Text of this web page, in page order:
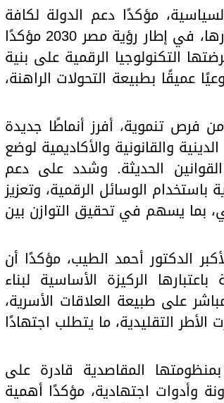
مؤكدًا دعم الدولة لكافة
الجهود التي تستهدف حماية الأسرة وتعزيز استقرارها، في إطار رؤية مصر 2030 مؤكدًا
التكنولوجيا الرقمية على بنية
عميقًا بطبيعة التحولات الراهنة،
فرص تنموية، أفرز أنماطًا جديدة
والقانونية والأكاديمية لوضع
الحديثة. وشدد على دعم
باستخدام الوسائل الرقمية، وتعزيز
بما يسهم في تحقيق التوازن بين
الدكتور أحمد الطيب، مؤكدًا أن
الركيزة الأساسية لبناء
على طبيعة العلاقات الأسرية،
التقليدية، ما يتطلب اجتهادًا
المقاصدية قادرة على
وأدوات اجتهادية، مؤكدًا أهمية